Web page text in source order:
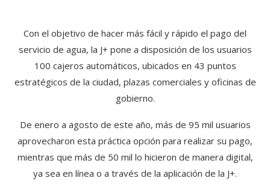
Con el objetivo de hacer más fácil y rápido el pago del
servicio de agua, la J+ pone a disposición de los usuarios
100 cajeros automáticos, ubicados en 43 puntos
estratégicos de la ciudad, plazas comerciales y oficinas de
gobierno.
De enero a agosto de este año, más de 95 mil usuarios
aprovecharon esta práctica opción para realizar su pago,
mientras que más de 50 mil lo hicieron de manera digital,
ya sea en línea o a través de la aplicación de la J+.